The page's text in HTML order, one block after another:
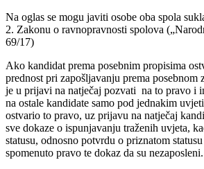
Na oglas se mogu javiti osobe oba spola
2. Zakonu o ravnopravnosti spolova
69/17)
Ako kandidat prema posebnim propisima
prednost pri zapošljavanju prema posebnom
je u prijavi na natječaj pozvati na to pravo i
na ostale kandidate samo pod jednakim
ostvario to pravo, uz prijavu na natječaj
sve dokaze o ispunjavanju traženih uvjeta,
statusu, odnosno potvrdu o priznatom
spomenuto pravo te dokaz da su nezaposleni.